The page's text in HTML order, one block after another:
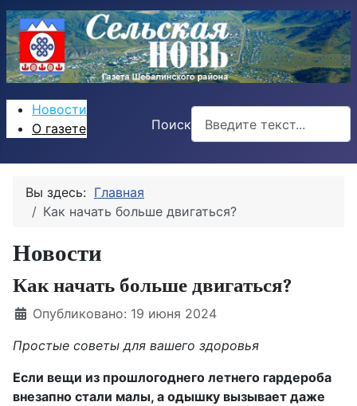
Новости
О газете
Поиск
Вы здесь: Главная
Как начать больше двигаться?
Новости
Как начать больше двигаться?
Информация о материале
Опубликовано: 19 июня 2024
Простые советы для вашего здоровья
Если вещи из прошлогоднего летнего гардероба
внезапно стали малы, а одышку вызывает даже